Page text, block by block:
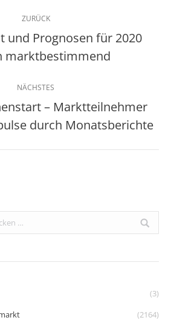
ZURÜCK
Vorheriger
Beitrag:
und Prognosen für 2020
marktbestimmend
NÄCHSTES
Nächster
Beitrag:
– Marktteilnehmer
durch Monatsberichte
(3)
(2164)